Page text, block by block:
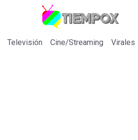
Televisión Cine/Streaming Virales